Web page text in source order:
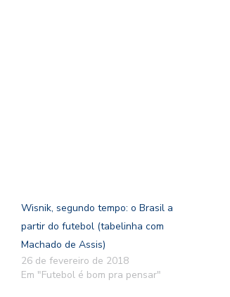
Wisnik, segundo tempo: o Brasil a
partir do futebol (tabelinha com
Machado de Assis)
26 de fevereiro de 2018
Em "Futebol é bom pra pensar"